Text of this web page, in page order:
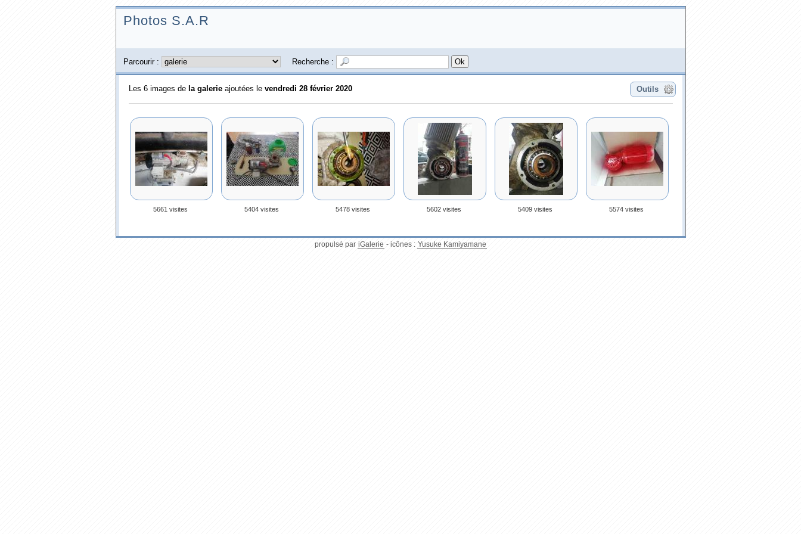
Photos S.A.R
Parcourir : Recherche :
Outils
Les 6 images de la galerieajoutées le vendredi 28 février 2020
5661 visites 5404 visites 5478 visites 5602 visites 5409 visites 5574 visites
propulsé par iGalerie - icônes : Yusuke Kamiyamane